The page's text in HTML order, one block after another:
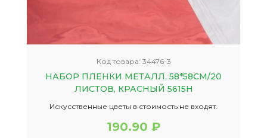
Код товара: 34476-3
НАБОР ПЛЕНКИ МЕТАЛЛ, 58*58СМ/20
ЛИСТОВ, КРАСНЫЙ 5615Н
Искусственные цветы в стоимость не входят.
190.90 ₽